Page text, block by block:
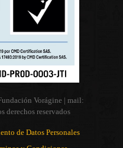
Vorágine | mail:
derechos reservados
de Datos Personales